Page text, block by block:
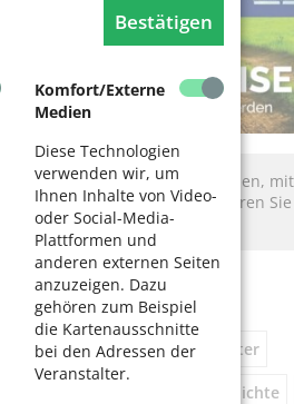
Bestätigen
Komfort/Externe
Medien
Diese Technologien
verwenden wir, um
Ihnen Inhalte von Video-
oder Social-Media-
Plattformen und
anderen externen Seiten
anzuzeigen. Dazu
gehören zum Beispiel
die Kartenausschnitte
bei den Adressen der
Veranstalter.
Hier könnte Werbung stehen,
finanzieren. Bitte akzeptieren
Meldung.
Schlagworte
Musik kostenlos Theater
Geschichte